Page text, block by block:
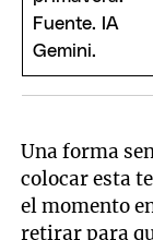
Una forma
colocar esta
el momento
retirar para